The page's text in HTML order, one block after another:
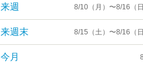
来週 8/10（月）〜8/16（日
来週末 8/15（土）〜8/16（日
今月